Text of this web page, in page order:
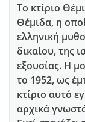
Το κτίριο
Θέμιδα, η
ελληνική
δικαίου, της
εξουσίας. Η
το 1952, ως
κτίριο αυτό
αρχικά